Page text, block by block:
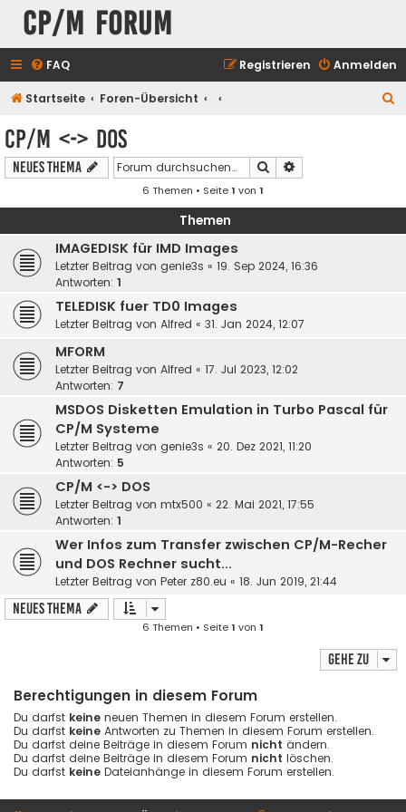
CP/M Forum
FAQ Anmelden
Registrieren
Startseite Foren-Übersicht
CP/M <-> DOS
Neues Thema Suche
6 Themen • Seite1 von 1
Themen
IMAGEDISK für IMD Images
Letzter Beitrag von genie3s « 19. Sep 2024, 16:36
Antworten: 1
TELEDISK fuer TD0 Images
Letzter Beitrag von Alfred « 31. Jan 2024, 12:07
MFORM
Letzter Beitrag von Alfred « 17. Jul 2023, 12:02
Antworten: 7
MSDOS Disketten Emulation in Turbo Pascal für
CP/M Systeme
Letzter Beitrag von genie3s « 20. Dez 2021, 11:20
Antworten: 5
CP/M <-> DOS
Letzter Beitrag von mtx500 « 22. Mai 2021, 17:55
Antworten: 1
Wer Infos zum Transfer zwischen CP/M-Recher
und DOS Rechner sucht...
Letzter Beitrag von Peter z80.eu « 18. Jun 2019, 21:44
Neues Thema
6 Themen • Seite1 von 1
Gehe zu
Berechtigungen in diesem Forum
Du darfst keine neuen Themen in diesem Forum erstellen.
Du darfst keine Antworten zu Themen in diesem Forum erstellen.
Du darfst deine Beiträge in diesem Forum nicht ändern.
Du darfst deine Beiträge in diesem Forum nicht löschen.
Du darfst keine Dateianhänge in diesem Forum erstellen.